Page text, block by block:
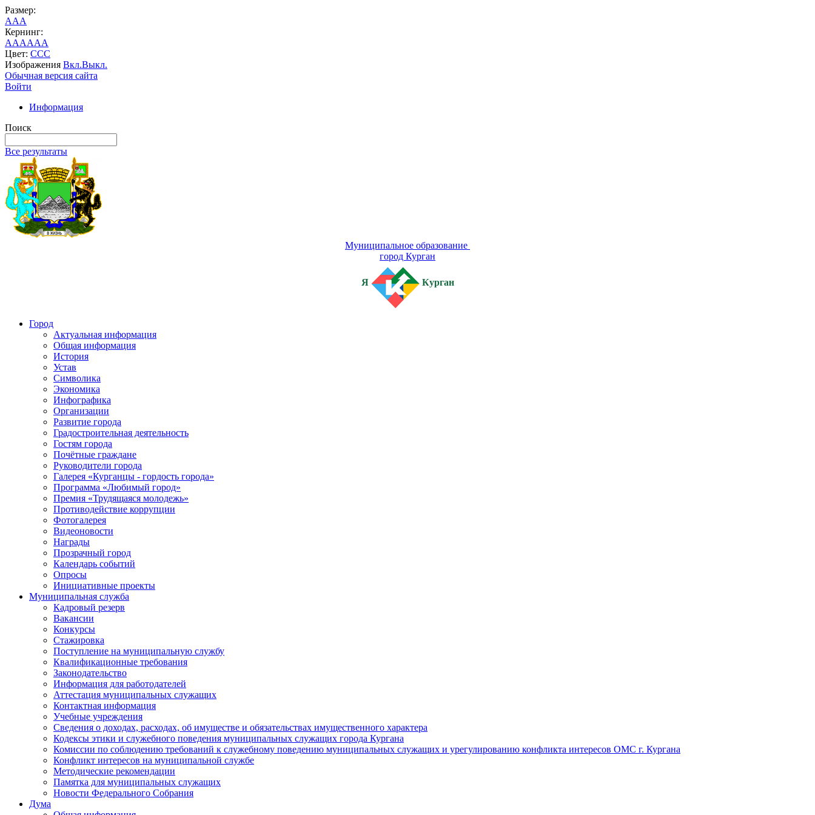
Размер:
AAA
Кернинг:
AAAAAA
Цвет: CCC
Изображения Вкл.Выкл.
Обычная версия сайта
Войти
Информация
Поиск
Все результаты
Муниципальное образование
город Курган
Я Курган
Город
Актуальная информация
Общая информация
История
Устав
Символика
Экономика
Инфографика
Организации
Развитие города
Градостроительная деятельность
Гостям города
Почётные граждане
Руководители города
Галерея «Курганцы - гордость города»
Программа «Любимый город»
Премия «Трудящаяся молодежь»
Противодействие коррупции
Фотогалерея
Видеоновости
Награды
Прозрачный город
Календарь событий
Опросы
Инициативные проекты
Муниципальная служба
Кадровый резерв
Вакансии
Конкурсы
Стажировка
Поступление на муниципальную службу
Квалификационные требования
Законодательство
Информация для работодателей
Аттестация муниципальных служащих
Контактная информация
Учебные учреждения
Сведения о доходах, расходах, об имуществе и обязательствах имущественного характера
Кодексы этики и служебного поведения муниципальных служащих города Кургана
Комиссии по соблюдению требований к служебному поведению муниципальных служащих и урегулированию конфликта интересов ОМС г. Кургана
Конфликт интересов на муниципальной службе
Методические рекомендации
Памятка для муниципальных служащих
Новости Федерального Cобрания
Дума